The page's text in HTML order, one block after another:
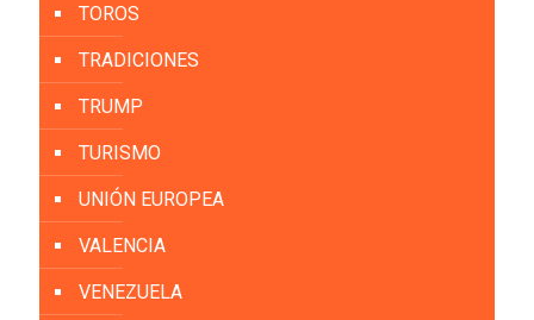
TOROS
TRADICIONES
TRUMP
TURISMO
UNIÓN EUROPEA
VALENCIA
VENEZUELA